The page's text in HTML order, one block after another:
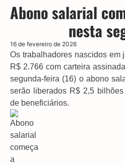
Abono salarial
nesta
16 de fevereiro de 2026
Os trabalhadores nascidos em
R$ 2.766 com carteira
segunda-feira (16) o abono
serão liberados R$ 2,5
de beneficiários.